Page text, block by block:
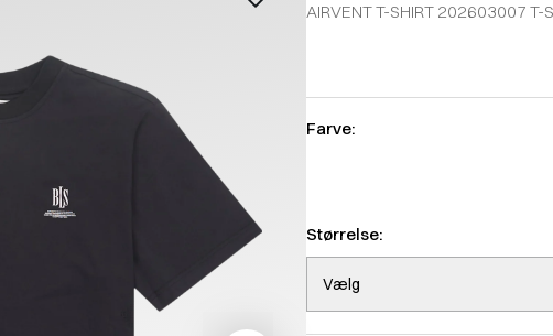
AIRVENT T-SHIRT 202603007 T-
Farve:
Størrelse:
Vælg